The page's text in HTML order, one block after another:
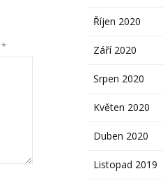
*
Říjen 2020
Září 2020
Srpen 2020
Květen 2020
Duben 2020
Listopad 2019